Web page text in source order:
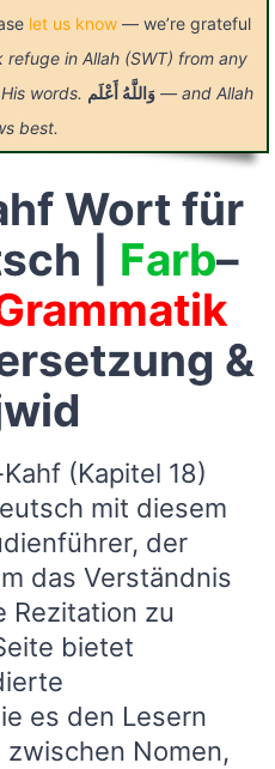
let us know— we’re grateful
refuge in Allah (SWT) from any
words.
وَاللَّهُ أَعْلَم
— and Allah
best.
Wort für
| Farb–
&
(Kapitel 18)
mit diesem
der
das Verständnis
Rezitation zu
bietet
es den Lesern
Nomen,